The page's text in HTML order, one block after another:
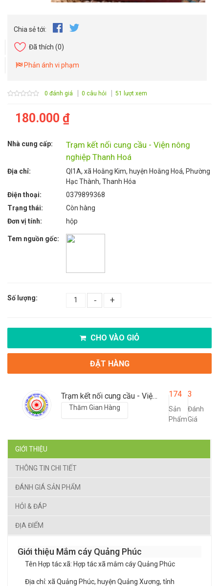
Chia sẻ tới:
Đã thích (0)
Phản ánh vi phạm
0 đánh giá 0 câu hỏi 51 lượt xem
180.000 ₫
Nhà cung cấp:
Trạm kết nối cung cầu - Viện nông
nghiệp Thanh Hoá
Địa chỉ:
Ql1A, xã Hoằng Kim, huyện Hoằng Hoá, Phường
Hạc Thành, Thanh Hóa
Điện thoại:
0379899368
Trạng thái:
Còn hàng
Đơn vị tính:
hộp
Tem nguồn gốc:
Số lượng: - +
CHO VÀO GIỎ
ĐẶT HÀNG
Trạm kết nối cung cầu - Viện nông nghiệp Thanh Hoá
Thăm Gian Hàng
174
Sản
Phẩm
3
Đánh
Giá
GIỚI THIỆU
THÔNG TIN CHI TIẾT
ĐÁNH GIÁ SẢN PHẨM
HỎI & ĐÁP
ĐỊA ĐIỂM
Giới thiệu Mắm cáy Quảng Phúc
Tên Hợp tác xã: Hợp tác xã mắm cáy Quảng Phúc
Địa chỉ: xã Quảng Phúc, huyện Quảng Xương, tỉnh